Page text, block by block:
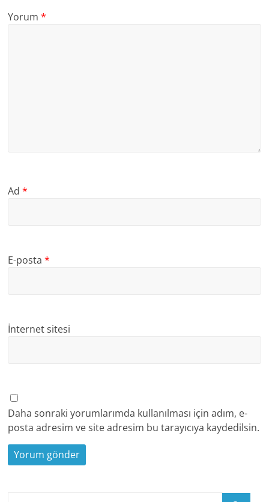
Yorum*
Ad*
E-posta*
İnternet sitesi
Daha sonraki yorumlarımda kullanılması için adım, e-
posta adresim ve site adresim bu tarayıcıya kaydedilsin.